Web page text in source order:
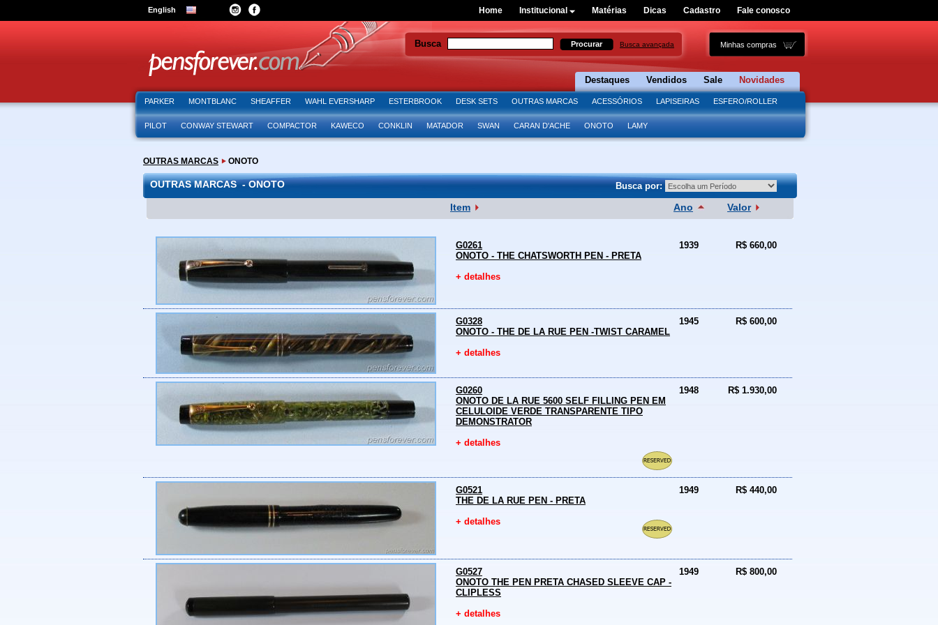
English Home Institucional Matérias Dicas Cadastro Fale conosco
Busca Busca avançada
Destaques Vendidos Sale Novidades
PARKER MONTBLANC SHEAFFER WAHL EVERSHARP ESTERBROOK DESK SETS OUTRAS MARCAS ACESSÓRIOS LAPISEIRAS ESFERO/ROLLER
PILOT CONWAY STEWART COMPACTOR KAWECO CONKLIN MATADOR SWAN CARAN D'ACHE ONOTO LAMY
OUTRAS MARCAS ONOTO
OUTRAS MARCAS - ONOTO Busca por:
Item Ano Valor
G0261
ONOTO - THE CHATSWORTH PEN - PRETA
+ detalhes
1939 R$ 660,00
G0328
ONOTO - THE DE LA RUE PEN -TWIST CARAMEL
+ detalhes
1945 R$ 600,00
G0260
ONOTO DE LA RUE 5600 SELF FILLING PEN EM
CELULOIDE VERDE TRANSPARENTE TIPO
DEMONSTRATOR
+ detalhes
1948 R$ 1.930,00
G0521
THE DE LA RUE PEN - PRETA
+ detalhes
1949 R$ 440,00
G0527
ONOTO THE PEN PRETA CHASED SLEEVE CAP -
CLIPLESS
+ detalhes
1949 R$ 800,00